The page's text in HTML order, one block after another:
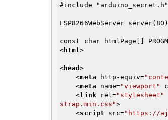
#include "arduino_secret.h"
ESP8266WebServer
< html>
< head >
<meta http-equiv=
<meta name="viewport"
<link rel="stylesheet"
strap.min.css">
<script src="https://